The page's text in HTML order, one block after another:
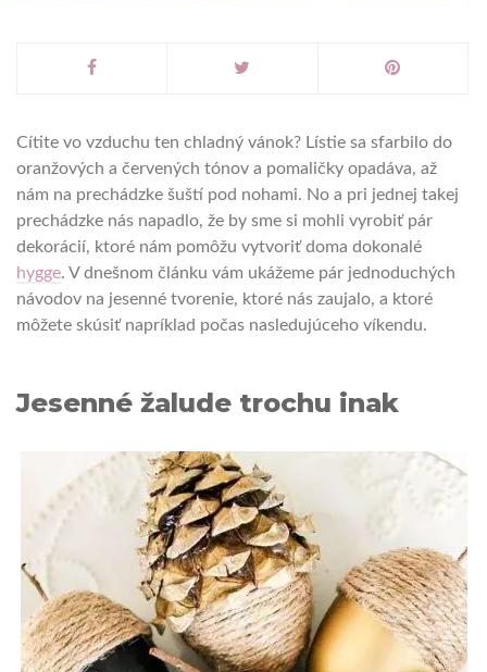
Cítite vo vzduchu ten chladný vánok? Lístie sa sfarbilo do
oranžových a červených tónov a pomaličky opadáva, až
nám na prechádzke šuští pod nohami. No a pri jednej takej
prechádzke nás napadlo, že by sme si mohli vyrobiť pár
dekorácií, ktoré nám pomôžu vytvoriť doma dokonalé
hygge. V dnešnom článku vám ukážeme pár jednoduchých
návodov na jesenné tvorenie, ktoré nás zaujalo, a ktoré
môžete skúsiť napríklad počas nasledujúceho víkendu.
Jesenné žalude trochu inak